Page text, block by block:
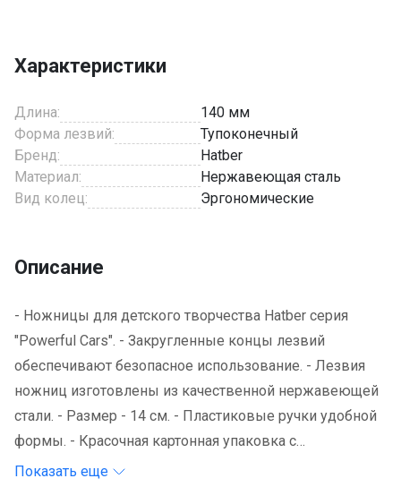
Характеристики
Длина:
140 мм
Форма лезвий:
Тупоконечный
Бренд:
Hatber
Материал:
Нержавеющая сталь
Вид колец:
Эргономические
Описание
- Ножницы для детского творчества Hatber cерия
"Powerful Cars". - Закругленные концы лезвий
обеспечивают безопасное использование. - Лезвия
ножниц изготовлены из качественной нержавеющей
стали. - Размер - 14 см. - Пластиковые ручки удобной
формы. - Красочная картонная упаковка с
европодвесом.
Показать еще